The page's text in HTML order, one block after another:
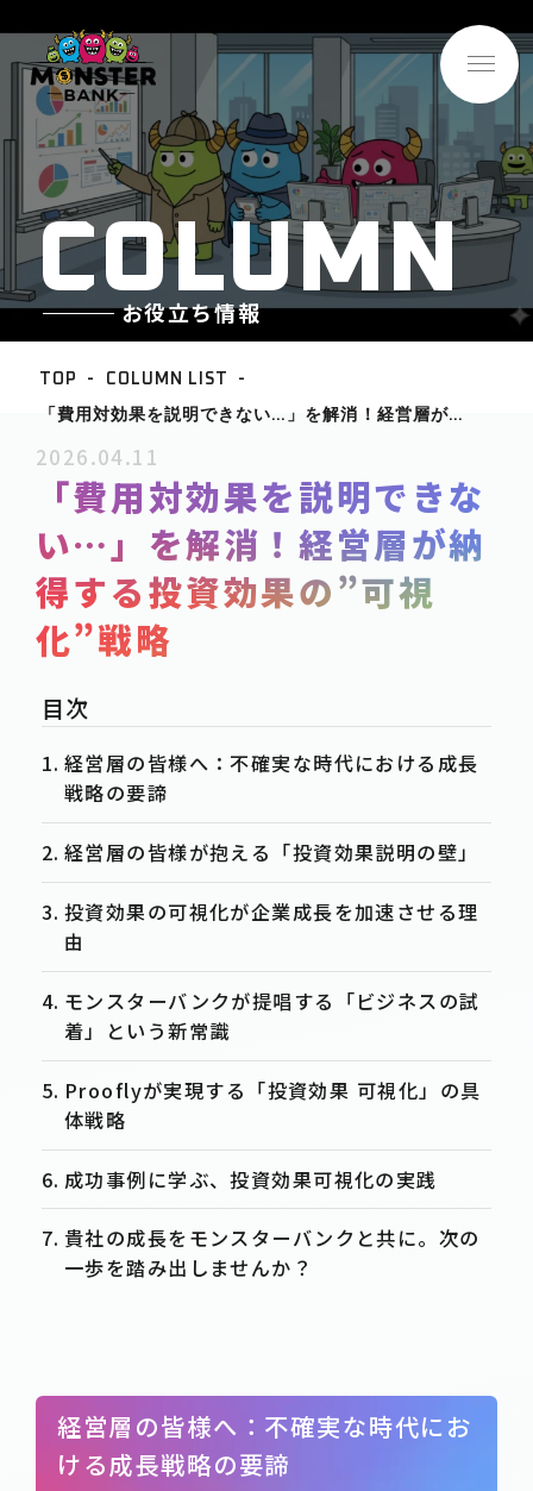
ABOUT-企業情報
-サービス
POST
CASE-事例紹介
WHITE-PAPER
COLUMN-お役立ち情報
ACTION
CONTACT-お問合せ
DOWNLOAD
RECRUIT-求人情報
PRIVACY POLICY
COLUMN
お役立ち情報
TOP COLUMN LIST
「費用対効果を説明できない…」を解消！経営層が納
経営層の皆様へ：不確実な時代にお
ける成長戦略の要諦
2026.04.11
「費用対効果を説明できな
い…」を解消！経営層が納
得する投資効果の”可視
化”戦略
経営層の皆様へ：不確実な時代における成長
戦略の要諦
経営層の皆様が抱える「投資効果説明の壁」
投資効果の可視化が企業成長を加速させる理
由
モンスターバンクが提唱する「ビジネスの試
着」という新常識
Prooflyが実現する「投資効果 可視化」の具
体戦略
成功事例に学ぶ、投資効果可視化の実践
貴社の成長をモンスターバンクと共に。次の
一歩を踏み出しませんか？